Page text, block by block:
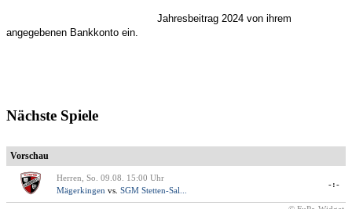
Jahresbeitrag 2024 von ihrem
angegebenen Bankkonto ein.
Nächste Spiele
Vorschau
Herren, So. 09.08. 15:00 Uhr
Mägerkingen vs. SGM Stetten-Sal...
-:-